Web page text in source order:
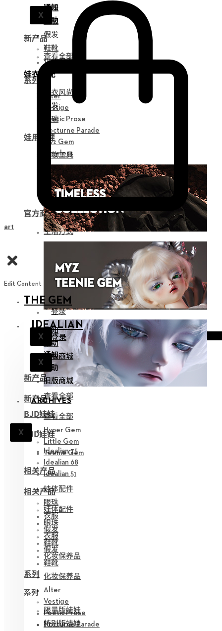
X
通知
帮助
新产品
查看全部
娃衣搭配
娃衣风尚
假发
眼珠
娃用护理
化妆工具
组装工具
修正工具
娃用收纳
官方商品
生活方式
ARCHIVES
X
眼珠
衣服
假发
鞋靴
化妆保养品
系列
Alter
Vestige
Poetic Prose
Nocturne Parade
Myz Gem
Timeless
IDEALIAN
登录
X
通知
帮助
旧版商城
新产品
查看全部
BJD娃娃
Idealian 75
Idealian 68
Idealian 51
相关产品
娃体配件
眼珠
衣服
假发
鞋靴
化妆保养品
系列
限量版娃娃
特别版娃娃
Edit Content
THE GEM
登录
X
通知
帮助
旧版商城
新产品
查看全部
BJD娃娃
Hyper Gem
Little Gem
Teenie Gem
相关产品
娃体配件
眼珠
衣服
假发
鞋靴
化妆保养品
系列
Alter
Vestige
Poetic Prose
Nocturne Parade